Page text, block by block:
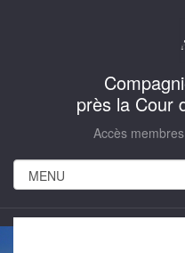
près la Cour
Accès